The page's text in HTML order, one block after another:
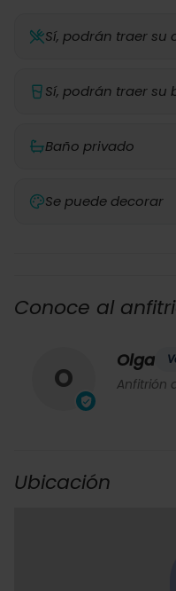
Sí, podrán traer su
Sí, podrán traer su
Baño privado
Se puede decorar
Conoce al
O
Olga
Anfitrión
Ubicación